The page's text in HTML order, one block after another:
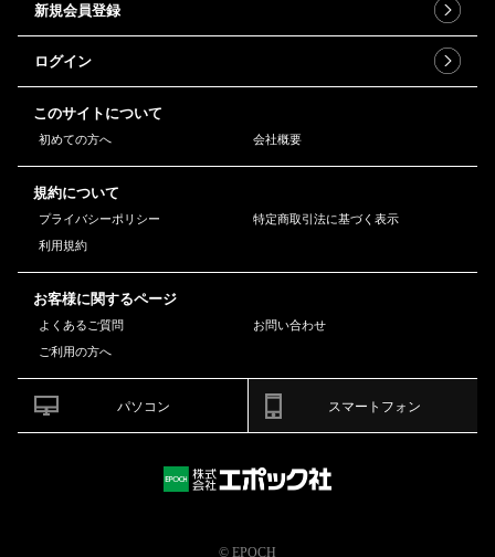
新規会員登録
ログイン
このサイトについて
初めての方へ 会社概要
規約について
プライバシーポリシー
特定商取引法に基づく表示
利用規約
お客様に関するページ
よくあるご質問
お問い合わせ
ご利用の方へ
パソコン スマートフォン
© EPOCH